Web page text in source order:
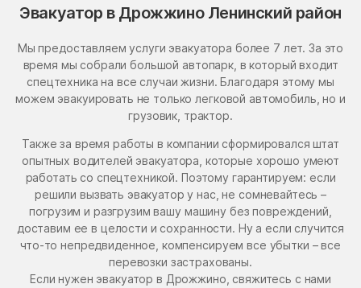
Эвакуатор в Дрожжино Ленинский район
Мы предоставляем услуги эвакуатора более 7 лет. За это
время мы собрали большой автопарк, в который входит
спецтехника на все случаи жизни. Благодаря этому мы
можем эвакуировать не только легковой автомобиль, но и
грузовик, трактор.
Также за время работы в компании сформировался штат
опытных водителей эвакуатора, которые хорошо умеют
работать со спецтехникой. Поэтому гарантируем: если
решили вызвать эвакуатор у нас, не сомневайтесь –
погрузим и разгрузим вашу машину без повреждений,
доставим ее в целости и сохранности. Ну а если случится
что-то непредвиденное, компенсируем все убытки – все
перевозки застрахованы.
Если нужен эвакуатор в Дрожжино, свяжитесь с нами